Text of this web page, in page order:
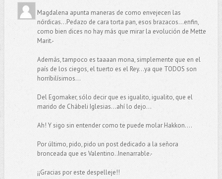
Magdalena apunta maneras de como envejecen las
nórdicas...Pedazo de cara torta pan, esos brazacos...enfin,
como bien dices no hay más que mirar la evolución de Mette
Marit.-
Además, tampoco es taaaan mona, simplemente que en el
país de los ciegos, el tuerto es el Rey...ya que TODOS son
horríbilísimos...
Del Egomaker, sólo decir que es igualito, igualito, que el
marido de Chábeli Iglesias...ahí lo dejo...
Ah! Y sigo sin entender como te puede molar Hakkon....
Por último, pido, pido un post dedicado a la señora
bronceada que es Valentino..Inenarrable.-
¡¡Gracias por este despelleje!!